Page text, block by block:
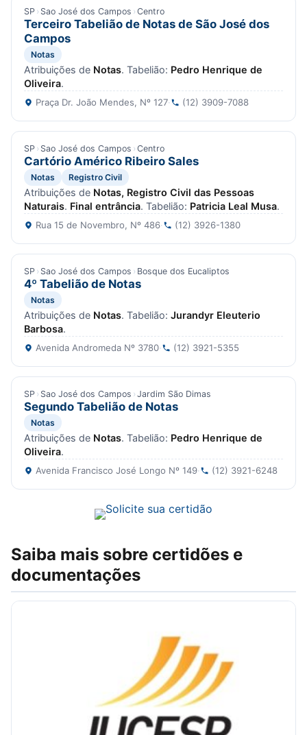
SP › Sao José dos Campos › Centro
Terceiro Tabelião de Notas de São José dos
Campos
Notas
Atribuições de Notas. Tabelião: Pedro Henrique de
Oliveira.
Praça Dr. João Mendes, Nº 127· (12) 3909-7088
SP › Sao José dos Campos › Centro
Cartório Américo Ribeiro Sales
Notas Registro Civil
Atribuições de Notas, Registro Civil das Pessoas
Naturais. Final entrância. Tabelião: Patricia Leal Musa.
Rua 15 de Novembro, Nº 486· (12) 3926-1380
SP › Sao José dos Campos › Bosque dos Eucaliptos
4º Tabelião de Notas
Notas
Atribuições de Notas. Tabelião: Jurandyr Eleuterio
Barbosa.
Avenida Andromeda Nº 3780· (12) 3921-5355
SP › Sao José dos Campos › Jardim São Dimas
Segundo Tabelião de Notas
Notas
Atribuições de Notas. Tabelião: Pedro Henrique de
Oliveira.
Avenida Francisco José Longo Nº 149· (12) 3921-6248
Saiba mais sobre certidões e
documentações